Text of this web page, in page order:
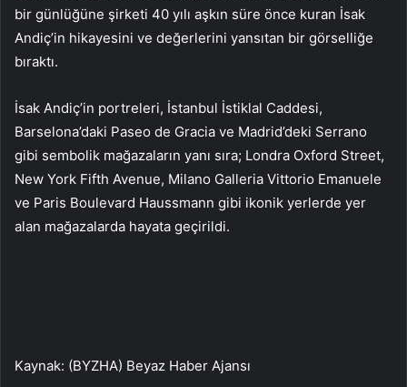
bir günlüğüne şirketi 40 yılı aşkın süre önce kuran İsak
Andiç’in hikayesini ve değerlerini yansıtan bir görselliğe
bıraktı.
İsak Andiç’in portreleri, İstanbul İstiklal Caddesi,
Barselona’daki Paseo de Gracia ve Madrid’deki Serrano
gibi sembolik mağazaların yanı sıra; Londra Oxford Street,
New York Fifth Avenue, Milano Galleria Vittorio Emanuele
ve Paris Boulevard Haussmann gibi ikonik yerlerde yer
alan mağazalarda hayata geçirildi.
Kaynak: (BYZHA) Beyaz Haber Ajansı